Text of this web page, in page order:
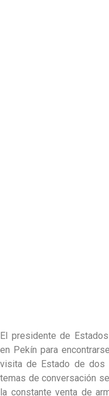
El presidente de
en Pekín para
visita de Estado de dos
temas de conversación
la constante venta de